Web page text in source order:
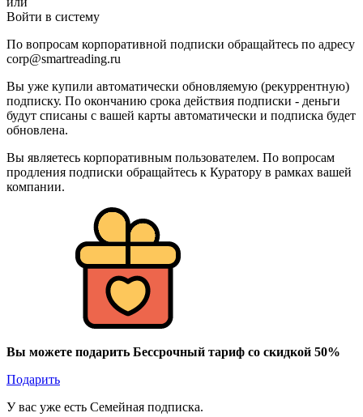
Войти в систему
По вопросам корпоративной подписки обращайтесь по адресу
corp@smartreading.ru
Вы уже купили автоматически обновляемую (рекуррентную)
подписку. По окончанию срока действия подписки - деньги
будут списаны с вашей карты автоматически и подписка будет
обновлена.
Вы являетесь корпоративным пользователем. По вопросам
продления подписки обращайтесь к Куратору в рамках вашей
компании.
Вы можете подарить Бессрочный тариф со скидкой 50%
Подарить
У вас уже есть Семейная подписка.